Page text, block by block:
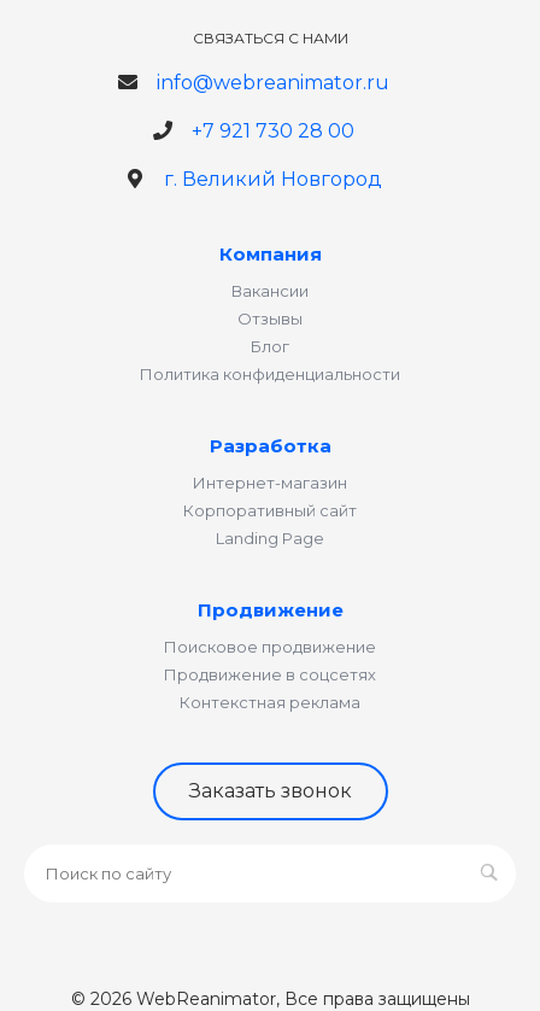
СВЯЗАТЬСЯ С НАМИ
info@webreanimator.ru
+7 921 730 28 00
г. Великий Новгород
Компания
Вакансии
Отзывы
Блог
Политика конфиденциальности
Разработка
Интернет-магазин
Корпоративный сайт
Landing Page
Продвижение
Поисковое продвижение
Продвижение в соцсетях
Контекстная реклама
Заказать звонок
© 2026 WebReanimator, Все права защищены